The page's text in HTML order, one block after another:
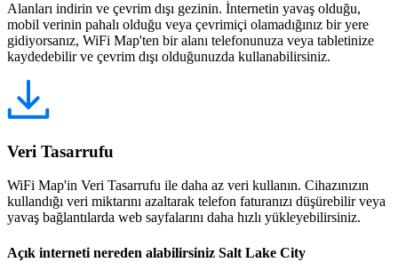
Alanları indirin ve çevrim dışı gezinin. İnternetin yavaş olduğu,
mobil verinin pahalı olduğu veya çevrimiçi olamadığınız bir yere
gidiyorsanız, WiFi Map'ten bir alanı telefonunuza veya tabletinize
kaydedebilir ve çevrim dışı olduğunuzda kullanabilirsiniz.
Veri Tasarrufu
WiFi Map'in Veri Tasarrufu ile daha az veri kullanın. Cihazınızın
kullandığı veri miktarını azaltarak telefon faturanızı düşürebilir veya
yavaş bağlantılarda web sayfalarını daha hızlı yükleyebilirsiniz.
Açık interneti nereden alabilirsiniz Salt Lake City